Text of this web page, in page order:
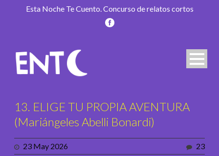
Esta Noche Te Cuento. Concurso de relatos cortos
13. ELIGE TU PROPIA AVENTURA
(Mariángeles Abelli Bonardi)
23 May 2026 23